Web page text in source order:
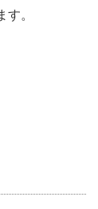
。